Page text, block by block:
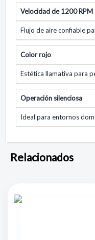
Velocidad de 1200 RPM
Flujo de aire confiable
Color rojo
Estética llamativa para
Operación silenciosa
Ideal para entornos
Relacionados